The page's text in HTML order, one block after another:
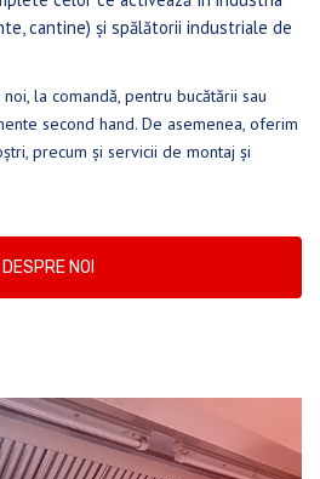
cantine) și spălătorii industriale de
la comandă, pentru bucătării sau
second hand. De asemenea, oferim
precum și servicii de montaj și
DESPRE NOI